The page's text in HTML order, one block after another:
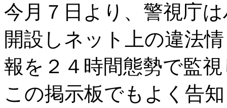
今月７日より、警視庁
開設しネット上の違法情
報を２４時間態勢で監
この掲示板でもよく告知